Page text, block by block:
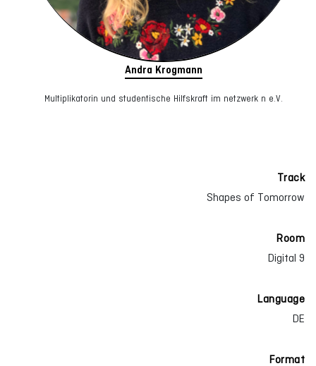
Andra Krogmann
Multiplikatorin und studentische Hilfskraft im netzwerk n e.V.
Track
Shapes of Tomorrow
Room
Digital 9
Language
DE
Format